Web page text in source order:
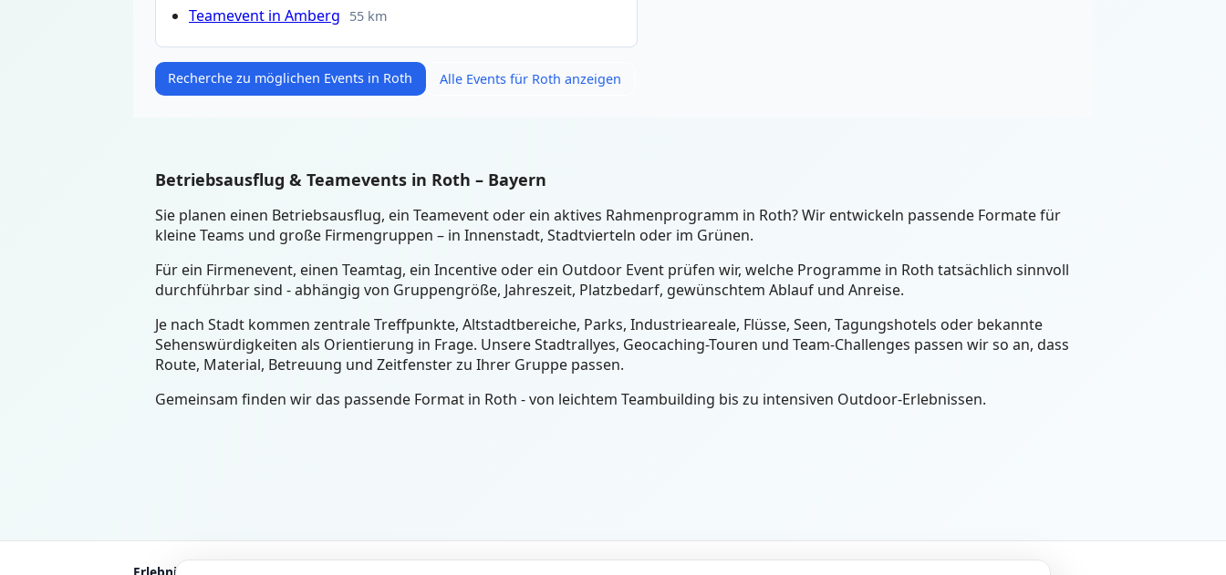
Teamevent in Amberg 55 km
Recherche zu möglichen Events in Roth Alle Events für Roth anzeigen
Betriebsausflug & Teamevents in Roth – Bayern
Sie planen einen Betriebsausflug, ein Teamevent oder ein aktives Rahmenprogramm in Roth? Wir entwickeln passende Formate für
kleine Teams und große Firmengruppen – in Innenstadt, Stadtvierteln oder im Grünen.
Für ein Firmenevent, einen Teamtag, ein Incentive oder ein Outdoor Event prüfen wir, welche Programme in Roth tatsächlich sinnvoll
durchführbar sind - abhängig von Gruppengröße, Jahreszeit, Platzbedarf, gewünschtem Ablauf und Anreise.
Je nach Stadt kommen zentrale Treffpunkte, Altstadtbereiche, Parks, Industrieareale, Flüsse, Seen, Tagungshotels oder bekannte
Sehenswürdigkeiten als Orientierung in Frage. Unsere Stadtrallyes, Geocaching-Touren und Team-Challenges passen wir so an, dass
Route, Material, Betreuung und Zeitfenster zu Ihrer Gruppe passen.
Gemeinsam finden wir das passende Format in Roth - von leichtem Teambuilding bis zu intensiven Outdoor-Erlebnissen.